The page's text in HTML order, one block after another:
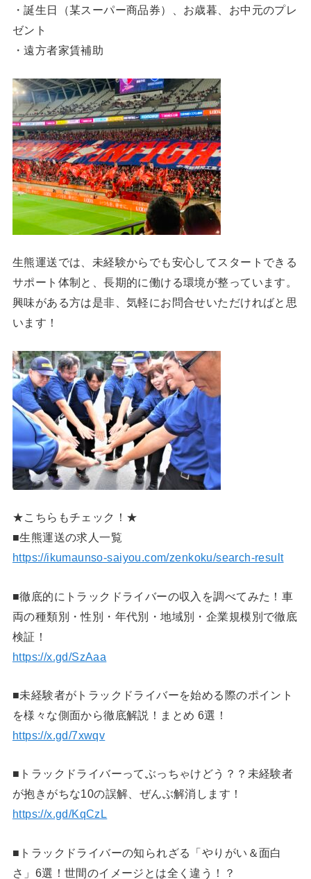
・誕生日（某スーパー商品券）、お歳暮、お中元のプレ
ゼント
・遠方者家賃補助
生熊運送では、未経験からでも安心してスタートできる
サポート体制と、長期的に働ける環境が整っています。
興味がある方は是非、気軽にお問合せいただければと思
います！
★こちらもチェック！★
■生熊運送の求人一覧
https://ikumaunso-saiyou.com/zenkoku/search-result
■徹底的にトラックドライバーの収入を調べてみた！車
両の種類別・性別・年代別・地域別・企業規模別で徹底
検証！
https://x.gd/SzAaa
■未経験者がトラックドライバーを始める際のポイント
を様々な側面から徹底解説！まとめ 6選！
https://x.gd/7xwqv
■トラックドライバーってぶっちゃけどう？？未経験者
が抱きがちな10の誤解、ぜんぶ解消します！
https://x.gd/KqCzL
■トラックドライバーの知られざる「やりがい＆面白
さ」6選！世間のイメージとは全く違う！？